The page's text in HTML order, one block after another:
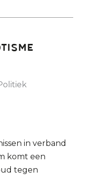
in verband
komt een
tegen